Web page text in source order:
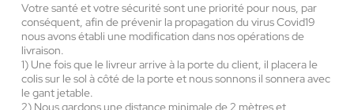
Votre santé et votre sécurité sont une priorité pour nous, par
conséquent, afin de prévenir la propagation du virus Covid19
nous avons établi une modification dans nos opérations de
livraison.
1) Une fois que le livreur arrive à la porte du client, il placera le
colis sur le sol à côté de la porte et nous sonnons il sonnera avec
le gant jetable.
2) Nous gardons une distance minimale de 2 mètres et